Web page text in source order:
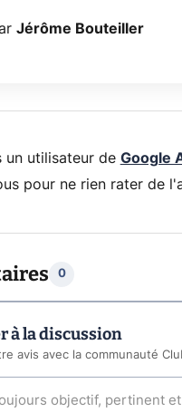
Jérôme Bouteiller
un utilisateur de Google
pour ne rien rater de
0
à la discussion
avis avec la communauté